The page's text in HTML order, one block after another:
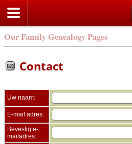
Our Family Genealogy Pages
Contact
Uw naam:
E-mail adres:
Bevestig e-
mailadres: